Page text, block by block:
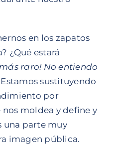
en los zapatos
¿Qué estará
raro! No entiendo
Estamos sustituyendo
por
moldea y define y
una parte muy
imagen pública.